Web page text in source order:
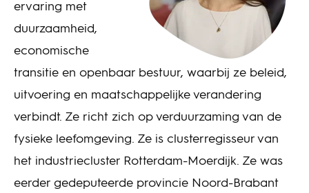
ervaring met
duurzaamheid,
economische
transitie en openbaar bestuur, waarbij ze beleid,
uitvoering en maatschappelijke verandering
verbindt. Ze richt zich op verduurzaming van de
fysieke leefomgeving. Ze is clusterregisseur van
het industriecluster Rotterdam-Moerdijk. Ze was
eerder gedeputeerde provincie Noord-Brabant